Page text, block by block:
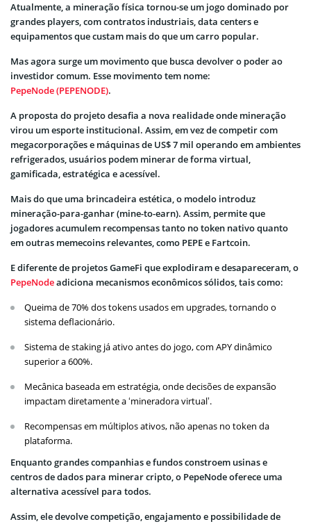
Atualmente, a mineração física tornou-se um jogo dominado por
grandes players, com contratos industriais, data centers e
equipamentos que custam mais do que um carro popular.
Mas agora surge um movimento que busca devolver o poder ao
investidor comum. Esse movimento tem nome:
PepeNode (PEPENODE).
A proposta do projeto desafia a nova realidade onde mineração
virou um esporte institucional. Assim, em vez de competir com
megacorporações e máquinas de US$ 7 mil operando em ambientes
refrigerados, usuários podem minerar de forma virtual,
gamificada, estratégica e acessível.
Mais do que uma brincadeira estética, o modelo introduz
mineração-para-ganhar (mine-to-earn). Assim, permite que
jogadores acumulem recompensas tanto no token nativo quanto
em outras memecoins relevantes, como PEPE e Fartcoin.
E diferente de projetos GameFi que explodiram e desapareceram, o
PepeNodeadiciona mecanismos econômicos sólidos, tais como:
Queima de 70% dos tokens usados em upgrades, tornando o
sistema deflacionário.
Sistema de staking já ativo antes do jogo, com APY dinâmico
superior a 600%.
Mecânica baseada em estratégia, onde decisões de expansão
impactam diretamente a ‘mineradora virtual’.
Recompensas em múltiplos ativos, não apenas no token da
plataforma.
Enquanto grandes companhias e fundos constroem usinas e
centros de dados para minerar cripto, o PepeNode oferece uma
alternativa acessível para todos.
Assim, ele devolve competição, engajamento e possibilidade de